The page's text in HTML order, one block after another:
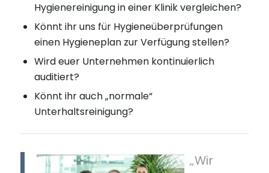
Hygienereinigung in einer Klinik vergleichen?
Könnt ihr uns für Hygieneüberprüfungen
einen Hygieneplan zur Verfügung stellen?
Wird euer Unternehmen kontinuierlich
auditiert?
Könnt ihr auch „normale“
Unterhaltsreinigung?
„Wir